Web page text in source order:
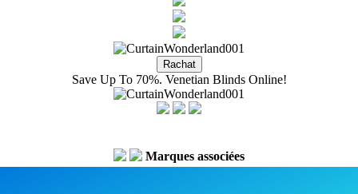
Save Up To 70%. Venetian Blinds Online!
Marques associées